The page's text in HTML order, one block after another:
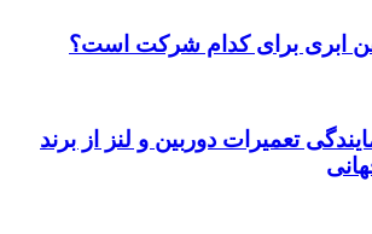
ابری برای کدام شرکت است؟
تعمیرات دوربین و لنز از برند